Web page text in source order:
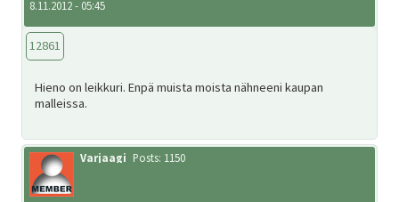
8.11.2012 - 05:45
12861
Hieno on leikkuri. Enpä muista moista nähneeni kaupan
malleissa.
Varjaagi Posts: 1150